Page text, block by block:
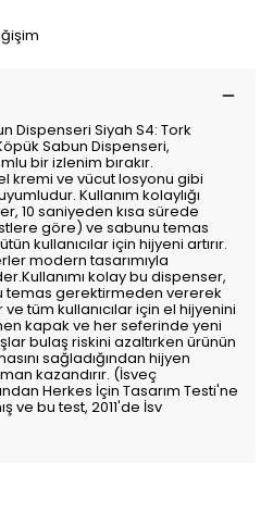
Dispenseri Siyah S4: Tork
Sabun Dispenseri,
bir izlenim bırakır.
kremi ve vücut losyonu gibi
Kullanım kolaylığı
10 saniyeden kısa sürede
göre) ve sabunu temas
kullanıcılar için hijyeni artırır.
modern tasarımıyla
kolay bu dispenser,
temas gerektirmeden vererek
tüm kullanıcılar için el hijyenini
kapak ve her seferinde yeni
bulaş riskini azaltırken ürünün
sağladığından hijyen
kazandırır. (İsveç
Herkes İçin Tasarım Testi'ne
ve bu test, 2011'de İsv